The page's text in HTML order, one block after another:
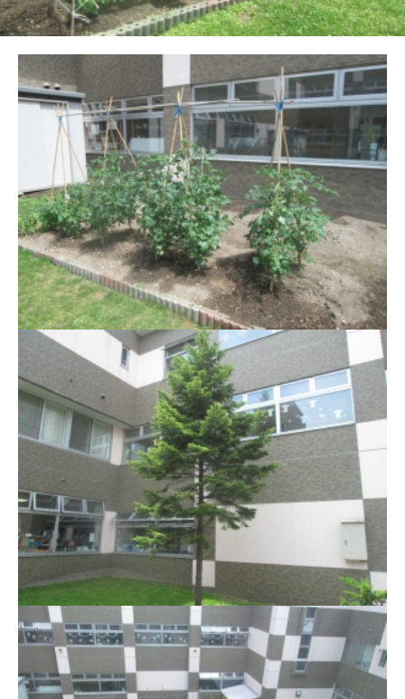
採用情報
看護師
介護福祉士
よくあるご質問
入所
通所
リハビリテーション
お食事
ご利用料金
採用関係
モエレ沼公園
行事スケジュール
最新行事情報
ご利用者様行事
ご利用者用販売